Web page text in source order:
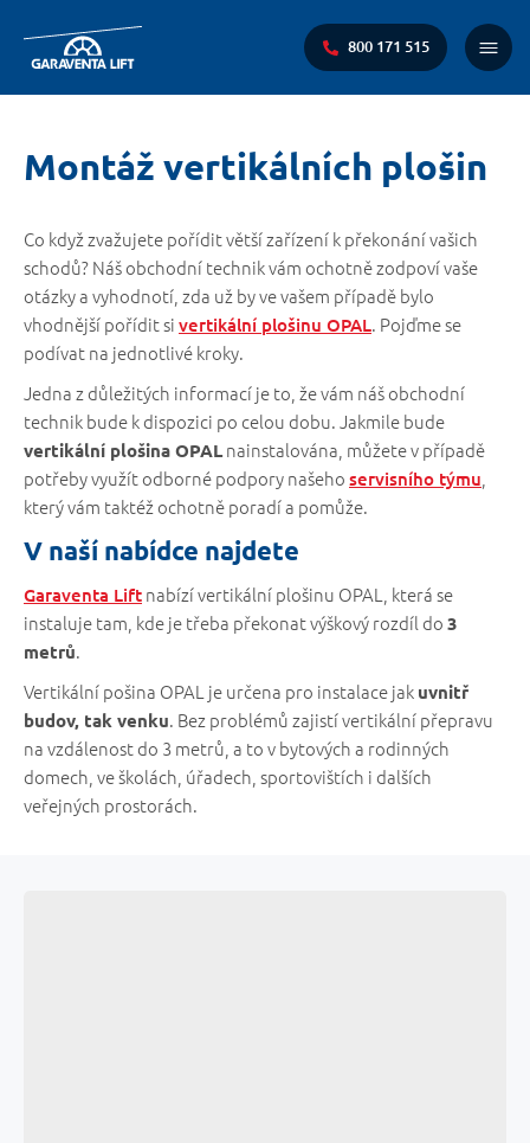
800 171 515
Main
Menu
You
are
Montáž vertikálních plošin
Co když zvažujete pořídit větší zařízení k překonání vašich
schodů? Náš obchodní technik vám ochotně zodpoví vaše
otázky a vyhodnotí, zda už by ve vašem případě bylo
vhodnější pořídit si vertikální plošinu OPAL. Pojďme se
podívat na jednotlivé kroky.
Jedna z důležitých informací je to, že vám náš obchodní
technik bude k dispozici po celou dobu. Jakmile bude
vertikální plošina OPALnainstalována, můžete v případě
potřeby využít odborné podpory našeho servisního týmu
který vám taktéž ochotně poradí a pomůže.
V naší nabídce najdete
Garaventa Lift nabízí vertikální plošinu OPAL, která se
instaluje tam, kde je třeba překonat výškový rozdíl do 3
metrů.
Vertikální pošina OPAL je určena pro instalace jak uvnitř
budov, tak venku. Bez problémů zajistí vertikální přepravu
na vzdálenost do 3 metrů, a to v bytových a rodinných
domech, ve školách, úřadech, sportovištích i dalších
veřejných prostorách.